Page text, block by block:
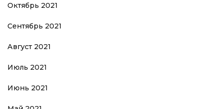
Октябрь 2021
Сентябрь 2021
Август 2021
Июль 2021
Июнь 2021